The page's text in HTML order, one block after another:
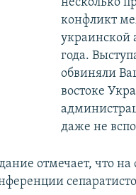
конфликт
украинской
года.
обвиняли
востоке
даже не
отмечает, что